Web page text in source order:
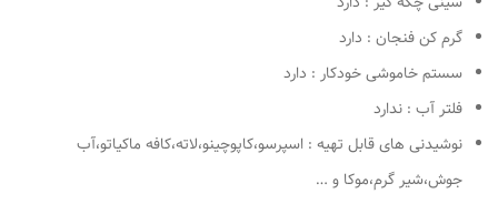
گرم کن فنجان : دارد
سستم خاموشی خودکار : دارد
فلتر آب : ندارد
نوشیدنی های قابل تهیه : اسپرسو،کاپوچینو،لاته،کافه ماکیاتو،آب
جوش،شیر گرم،موکا و …